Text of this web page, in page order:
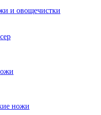
и овощечистки
ножи